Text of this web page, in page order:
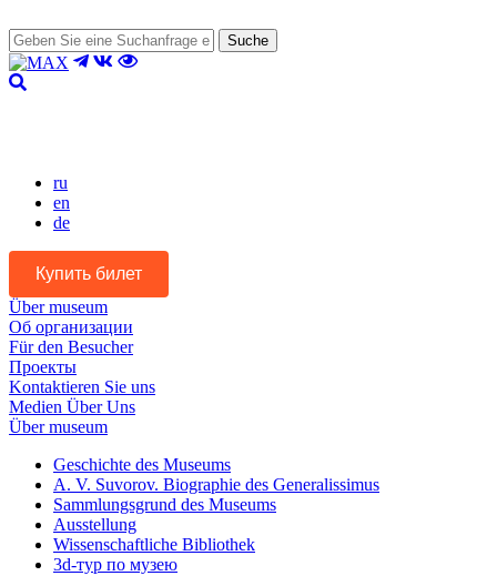
Suche
ru
en
de
Купить билет
Über museum
Об организации
Für den Besucher
Проекты
Kontaktieren Sie uns
Medien Über Uns
Über museum
Geschichte des Museums
A. V. Suvorov. Biographie des Generalissimus
Sammlungsgrund des Museums
Ausstellung
Wissenschaftliche Bibliothek
3d-тур по музею